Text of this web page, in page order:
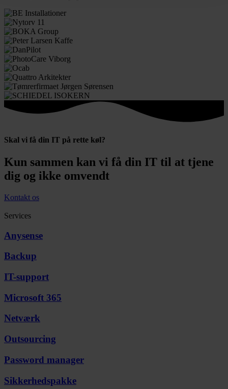
Skal vi få din IT på rette køl?
Kun sammen kan vi få din IT til at tjene
dig og ikke omvendt
Kontakt os
Services
Anysense
Backup
IT-support
Microsoft 365
Netværk
Outsourcing
Password manager
Sikkerhedspakke